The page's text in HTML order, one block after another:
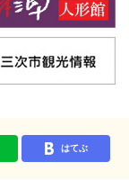
はてぶ